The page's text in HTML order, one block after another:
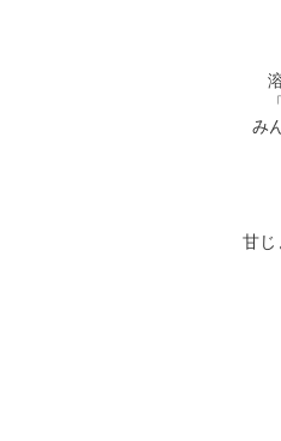
み
甘じ